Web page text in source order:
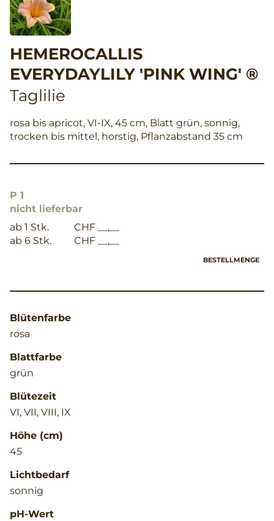
HEMEROCALLIS
EVERYDAYLILY 'PINK WING' ®
Taglilie
rosa bis apricot, VI-IX, 45 cm, Blatt grün, sonnig,
trocken bis mittel, horstig, Pflanzabstand 35 cm
P 1
nicht lieferbar
ab 1 Stk.
CHF __,__
ab 6 Stk.
CHF __,__
BESTELLMENGE
Blütenfarbe
rosa
Blattfarbe
grün
Blütezeit
VI, VII, VIII, IX
Höhe (cm)
45
Lichtbedarf
sonnig
pH-Wert